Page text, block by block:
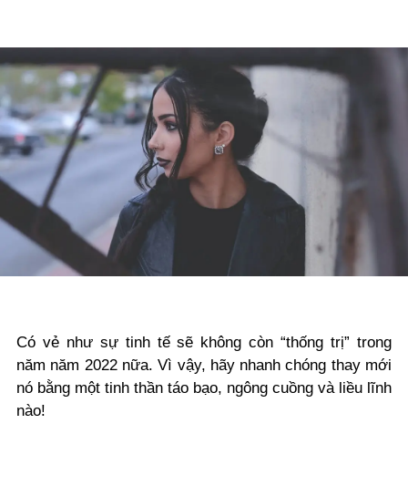
Có vẻ như sự tinh tế sẽ không còn “thống trị” trong
năm năm 2022 nữa. Vì vậy, hãy nhanh chóng thay mới
nó bằng một tinh thần táo bạo, ngông cuồng và liều lĩnh
nào!